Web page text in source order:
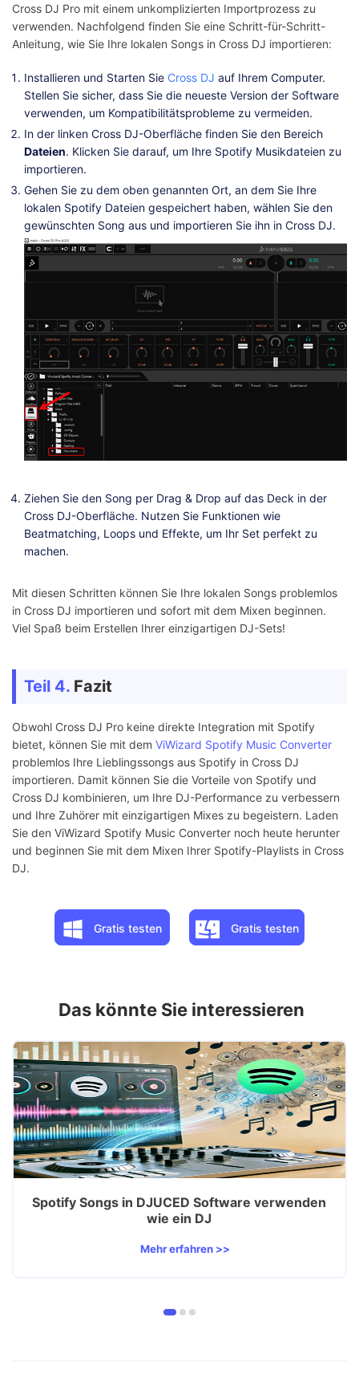
Cross DJ Pro mit einem unkomplizierten Importprozess zu
verwenden. Nachfolgend finden Sie eine Schritt-für-Schritt-
Anleitung, wie Sie Ihre lokalen Songs in Cross DJ importieren:
Installieren und Starten Sie Cross DJ auf Ihrem Computer.
Stellen Sie sicher, dass Sie die neueste Version der Software
verwenden, um Kompatibilitätsprobleme zu vermeiden.
In der linken Cross DJ-Oberfläche finden Sie den Bereich
Dateien. Klicken Sie darauf, um Ihre Spotify Musikdateien zu
importieren.
Gehen Sie zu dem oben genannten Ort, an dem Sie Ihre
lokalen Spotify Dateien gespeichert haben, wählen Sie den
gewünschten Song aus und importieren Sie ihn in Cross DJ.
Ziehen Sie den Song per Drag & Drop auf das Deck in der
Cross DJ-Oberfläche. Nutzen Sie Funktionen wie
Beatmatching, Loops und Effekte, um Ihr Set perfekt zu
machen.
Mit diesen Schritten können Sie Ihre lokalen Songs problemlos
in Cross DJ importieren und sofort mit dem Mixen beginnen.
Viel Spaß beim Erstellen Ihrer einzigartigen DJ-Sets!
Teil 4. Fazit
Obwohl Cross DJ Pro keine direkte Integration mit Spotify
bietet, können Sie mit dem ViWizard Spotify Music Converter
problemlos Ihre Lieblingssongs aus Spotify in Cross DJ
importieren. Damit können Sie die Vorteile von Spotify und
Cross DJ kombinieren, um Ihre DJ-Performance zu verbessern
und Ihre Zuhörer mit einzigartigen Mixes zu begeistern. Laden
Sie den ViWizard Spotify Music Converter noch heute herunter
und beginnen Sie mit dem Mixen Ihrer Spotify-Playlists in Cross
DJ.
Gratis testen Gratis testen
Das könnte Sie interessieren
Spotify Songs in DJUCED Software verwenden
wie ein DJ
Mehr erfahren >>